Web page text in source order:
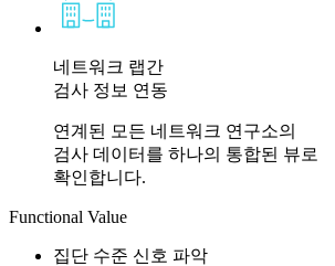
네트워크 랩간
검사 정보 연동
연계된 모든 네트워크 연구소의
검사 데이터를 하나의 통합된 뷰로
확인합니다.
Functional Value​
집단 수준 신호 파악